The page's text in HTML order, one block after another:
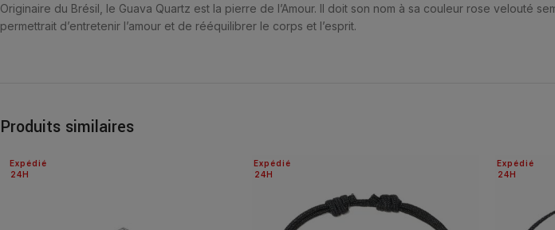
Originaire du Brésil, le Guava Quartz est la pierre de l’Amour. Il doit son nom à sa couleur rose velouté
permettrait d’entretenir l’amour et de rééquilibrer le corps et l’esprit.
Produits similaires
24H
Expédié
24H
Expédié
24H
Expédié